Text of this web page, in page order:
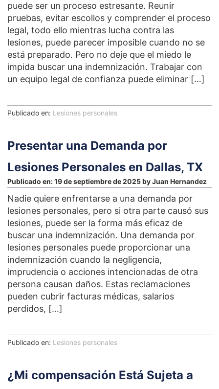
puede ser un proceso estresante. Reunir
pruebas, evitar escollos y comprender el proceso
legal, todo ello mientras lucha contra las
lesiones, puede parecer imposible cuando no se
está preparado. Pero no deje que el miedo le
impida buscar una indemnización. Trabajar con
un equipo legal de confianza puede eliminar […]
Publicado en: Lesiones personales
Presentar una Demanda por
Lesiones Personales en Dallas, TX
Publicado en:19 de septiembre de 2025byJuan Hernandez
Nadie quiere enfrentarse a una demanda por
lesiones personales, pero si otra parte causó sus
lesiones, puede ser la forma más eficaz de
buscar una indemnización. Una demanda por
lesiones personales puede proporcionar una
indemnización cuando la negligencia,
imprudencia o acciones intencionadas de otra
persona causan daños. Estas reclamaciones
pueden cubrir facturas médicas, salarios
perdidos, […]
Publicado en: Lesiones personales
¿Mi compensación Está Sujeta a